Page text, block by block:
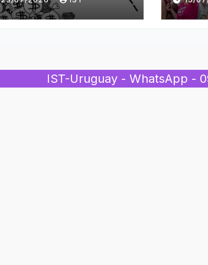
IST-Uruguay - WhatsApp -